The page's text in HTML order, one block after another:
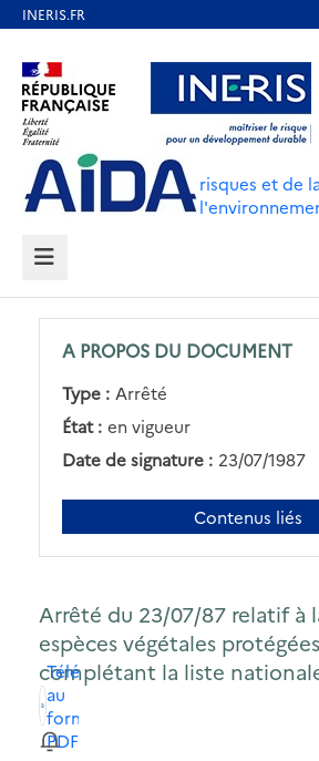
contenu
principal
Aller au contenu Aller au
Aller au pied de page
risques et de
MENU
A PROPOS DU DOCUMENT
Type : Arrêté
État : en vigueur
Date de signature : 23/07/1987
Contenus liés
Arrêté du 23/07/87 relatif à
espèces végétales
complétant la liste
Télécharger
au
format
PDF